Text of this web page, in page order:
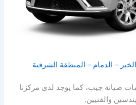
– الدمام – المنطقة الشرقية
صيانة جيب، كما يوجد لدى مركزنا
والفنيين.